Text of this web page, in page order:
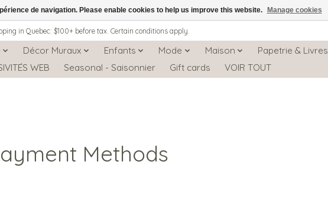
in Quebec: $100+ before tax. Certain conditions apply.
Décor Muraux Enfants Mode Maison Papetrie & Livres
WEB
Seasonal - Saisonnier Gift cards VOIR TOUT
Methods
de navigation. Please enable cookies to help us improve this website. Manage cookies